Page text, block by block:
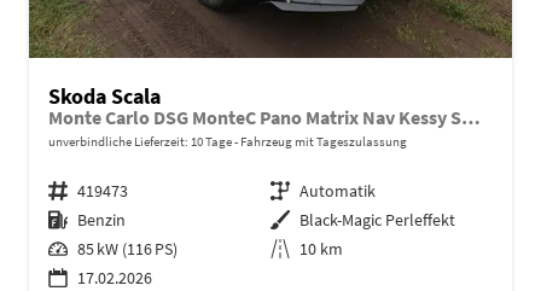
Skoda Scala
Monte Carlo DSG MonteC Pano Matrix Nav Kessy SHZ Kam
unverbindliche Lieferzeit: 10 Tage Fahrzeug mit Tageszulassung
Fahrzeugnr. 419473 Getriebe Automatik
Kraftstoff Benzin Außenfarbe Black-Magic Perleffekt
Leistung 85 kW (116 PS) Kilometerstand 10 km
17.02.2026